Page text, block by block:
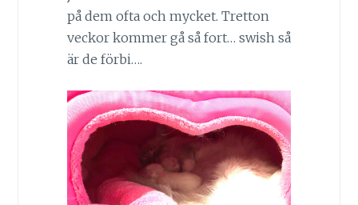
på dem ofta och mycket. Tretton
veckor kommer gå så fort… swish så
är de förbi….